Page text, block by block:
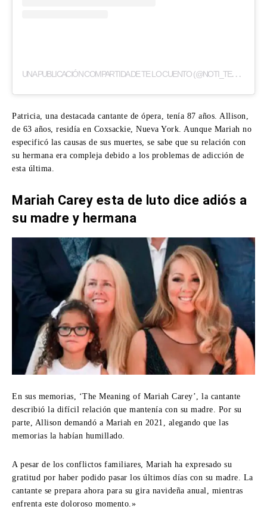
U
NA PUBLICACIÓN COMPARTIDA DE TE LO CUENTO (@NOTI_TELOCUENTO)
Patricia, una destacada cantante de ópera, tenía 87 años. Allison,
de 63 años, residía en Coxsackie, Nueva York. Aunque Mariah no
especificó las causas de sus muertes, se sabe que su relación con
su hermana era compleja debido a los problemas de adicción de
esta última.
Mariah Carey esta de luto dice adiós a
su madre y hermana
En sus memorias, ‘The Meaning of Mariah Carey’, la cantante
describió la difícil relación que mantenía con su madre. Por su
parte, Allison demandó a Mariah en 2021, alegando que las
memorias la habían humillado.
A pesar de los conflictos familiares, Mariah ha expresado su
gratitud por haber podido pasar los últimos días con su madre. La
cantante se prepara ahora para su gira navideña anual, mientras
enfrenta este doloroso momento.»